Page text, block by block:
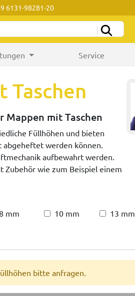
6131-98281-20
Service
Taschen
mit Taschen
Füllhöhen und bieten
abgeheftet werden können.
aufbewahrt werden.
Zubehör wie zum Beispiel einem
8 mm 10 mm 13 mm
bitte anfragen.